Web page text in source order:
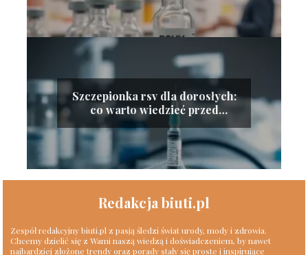
Szczepionka rsv dla dorosłych:
co warto wiedzieć przed
szczepieniem?
Redakcja biuti.pl
Zespół redakcyjny biuti.pl z pasją śledzi świat urody, mody i zdrowia.
Chcemy dzielić się z Wami naszą wiedzą i doświadczeniem, by nawet
najbardziej złożone trendy oraz porady stały się proste i inspirujące